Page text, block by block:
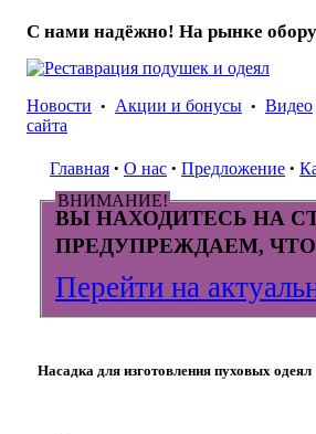
С нами надёжно! На рынке
Новости • Акции и бонусы • Видео
сайта
Главная • О нас • Предложение •
ВНИМАНИЕ!
ВЫ НАХОДИТЕСЬ НА
ПРЕДУПРЕЖДАЕМ,
Перейти на
Насадка для изготовления пуховых одеял